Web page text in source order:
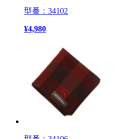
型番：34102
¥4,980